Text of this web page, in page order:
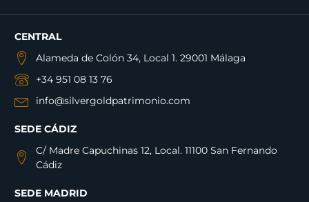
CENTRAL
Alameda de Colón 34, Local 1. 29001 Málaga
+34 951 08 13 76
info@silvergoldpatrimonio.com
SEDE CÁDIZ
C/ Madre Capuchinas 12, Local. 11100 San Fernando
Cádiz
SEDE MADRID